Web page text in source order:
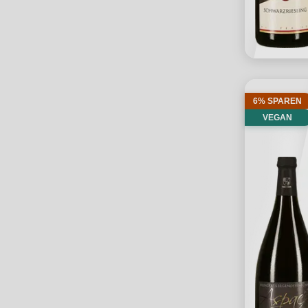
6% SPAREN
VEGAN